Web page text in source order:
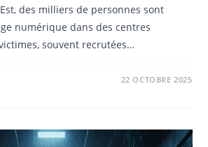
des milliers de personnes sont
numérique dans des centres
souvent recrutées…
22 OCTOBRE 2025